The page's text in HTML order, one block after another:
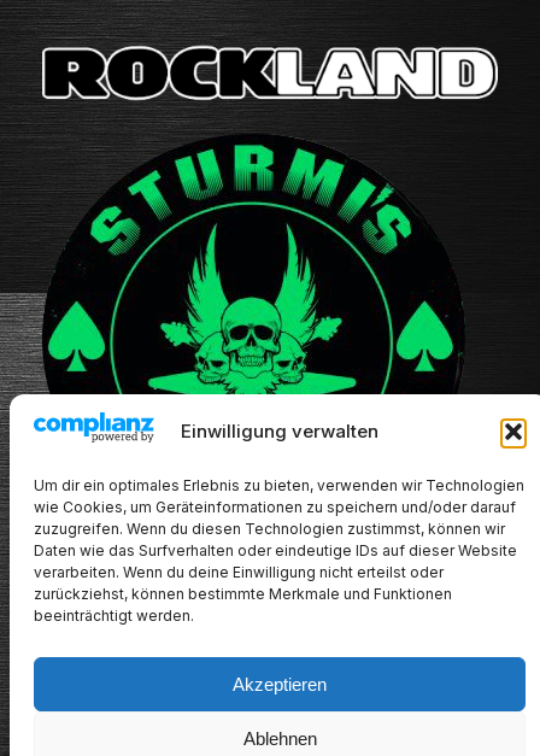
Einwilligung verwalten
Um dir ein optimales Erlebnis zu bieten, verwenden wir Technologien
wie Cookies, um Geräteinformationen zu speichern und/oder darauf
zuzugreifen. Wenn du diesen Technologien zustimmst, können wir
Daten wie das Surfverhalten oder eindeutige IDs auf dieser Website
verarbeiten. Wenn du deine Einwilligung nicht erteilst oder
zurückziehst, können bestimmte Merkmale und Funktionen
beeinträchtigt werden.
Akzeptieren
Ablehnen
METALHEADs new stuff